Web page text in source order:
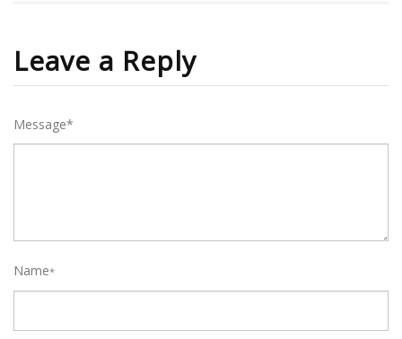
Leave a Reply
Message*
Name*